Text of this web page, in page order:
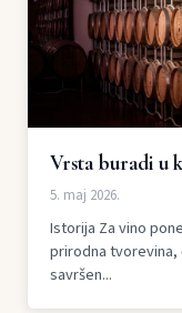
Vrsta buradi u
5. maj 2026.
Istorija Za vino
prirodna tvorevina,
savršen...